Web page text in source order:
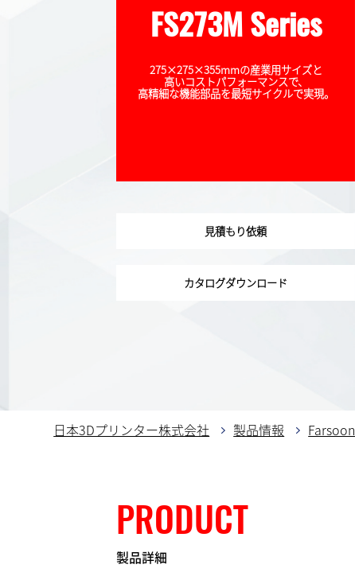
FS273M Series
275×275×355mmの産業用サイズと
高いコストパフォーマンスで、
高精細な機能部品を最短サイクルで実現。
見積もり依頼
カタログダウンロード
日本3Dプリンター株式会社 製品情報 Farsoon
PRODUCT
製品詳細